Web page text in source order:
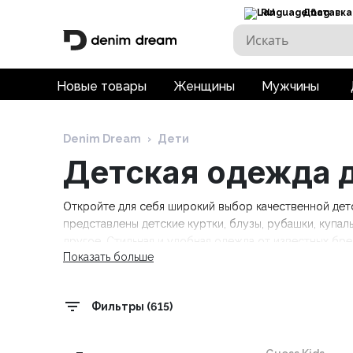
RU Доставка
Новые товары Женщины Мужчины
Denim Dream › Дети
Детская одежда
Откройте для себя широкий выбор качественной
представлены детские куртки, блузы, рубашки,
Tommy Hilfiger Kids, Trespass. Бесплатная доставка
Показать больше
Фильтры (615)